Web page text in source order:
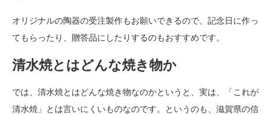
オリジナルの陶器の受注製作もお願いできるので、記念日に作っ
てもらったり、贈答品にしたりするのもおすすめです。
清水焼とはどんな焼き物か
では、清水焼とはどんな焼き物なのかというと、実は、「これが
清水焼」とは言いにくいものなのです。というのも、滋賀県の信